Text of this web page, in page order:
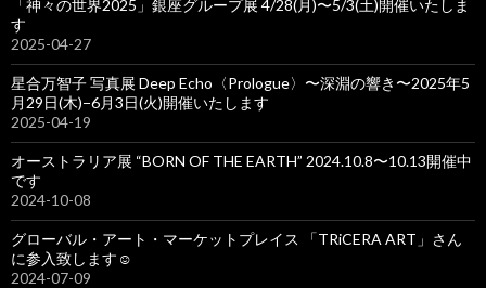
「神々の世界2025」銀座グループ展 4/28(月)〜5/3(土)開催いたしま
す
2025-04-27
星合万智子 写真展 Deep Echo〈Prologue〉〜深淵の響き〜2025年5
月29日(木)−6月3日(火)開催いたします
2025-04-19
オーストラリア展 “BORN OF THE EARTH” 2024.10.8〜10.13開催中
です
2024-10-08
グローバル・アート・マーケットプレイス 「TRiCERA ART」さん
に参入致します☺️
2024-07-09